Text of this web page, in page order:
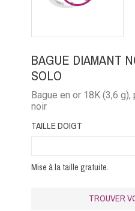
BAGUE DIAMANT
SOLO
Bague en or 18K (3,6
noir
TAILLE DOIGT
Mise à la taille gratuite.
TROUVER